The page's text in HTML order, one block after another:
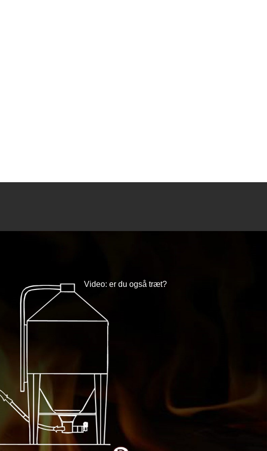
Video: er du også træt?